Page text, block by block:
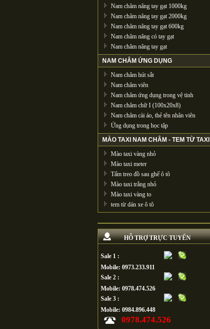
Nam châm nâng tay gạt 1000kg
Nam châm nâng tay gạt 2000kg
Nam châm nâng tay gạt 600kg
Nam châm nâng có tay gạt
Nam châm nâng tay gạt
NAM CHÂM ỨNG DỤNG
Nam châm hút sắt
Nam châm viên
Nam châm ứng dụng trong vệ tinh
Nam châm chữ I (100x20x8)
Nam châm cài áo, thẻ tên nhân viên
Ứng dụng trong học tập
MÀO TAXI NAM CHÂM - TEM TỪ TAXI
Mào taxi vàng nhỏ
Mào taxi meter
Tấm treo đồ sau ghế ô tô
Mào taxi trắng nhỏ
Mào taxi vàng to
tem từ dán xe ô tô
HỖ TRỢ TRỰC TUYẾN
Sale 1 :
Mobile: 0973.233.911
Sale 2 :
Mobile: 0978.474.526
Sale 3 :
Mobile: 0984.896.448
0978.474.526